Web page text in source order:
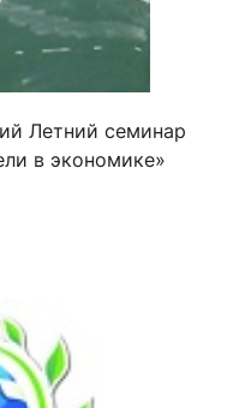
Летний семинар
в экономике»